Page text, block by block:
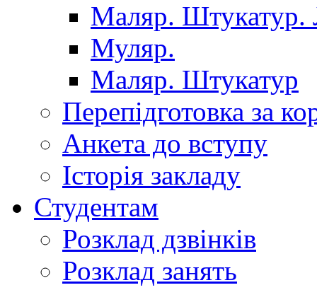
Маляр. Штукатур.
Муляр.
Маляр. Штукатур
Перепідготовка за
Анкета до вступу
Історія закладу
Студентам
Розклад дзвінків
Розклад занять